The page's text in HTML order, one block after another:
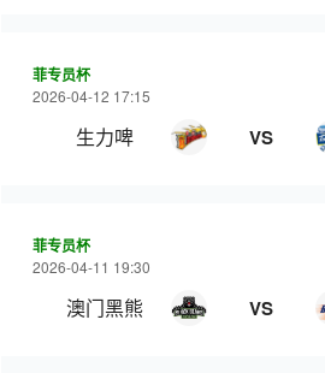
菲专员杯
2026-04-12 17:15
生力啤 VS
菲专员杯
2026-04-11 19:30
澳门黑熊 VS